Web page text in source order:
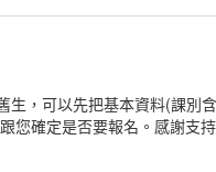
，可以先把基本資料(課別
您確定是否要報名。感謝支